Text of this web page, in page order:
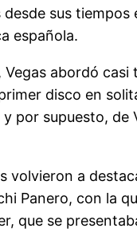
sus
española.
abordó
disco en
por supuesto,
volvieron a
Panero, con la
que se